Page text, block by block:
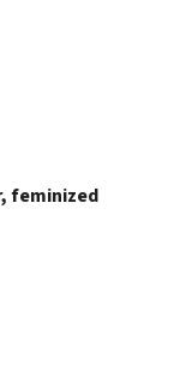
feminized